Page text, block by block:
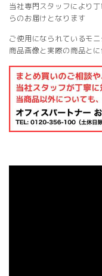
当社専門スタッフにより
らのお届けとなります
ご使用になられているモ
商品画像と実際の商品と